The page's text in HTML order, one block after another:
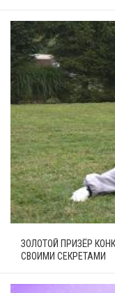
ЗОЛОТОЙ ПРИЗЁР
СВОИМИ СЕКРЕТАМИ